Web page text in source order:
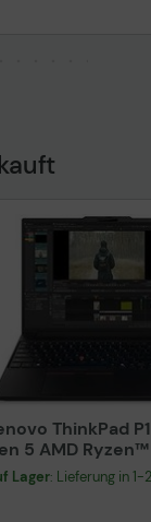
ThinkPad
5 AMD
Mobile
cm (16")
Lager: Lieferung in